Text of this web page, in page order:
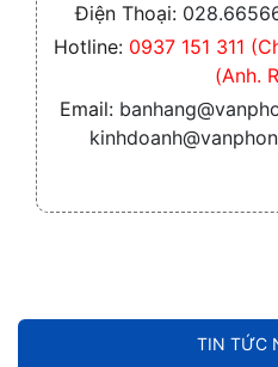
TIN TỨC
Điện Thoại:
Hotline: 0937 151 311
(Anh.
Email: